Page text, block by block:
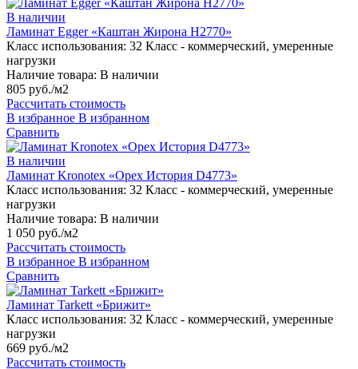
В наличии
Ламинат Egger «Каштан Жирона H2770»
Класс использования: 32 Класс - коммерческий, умеренные
нагрузки
Наличие товара: В наличии
805 руб./м2
Рассчитать стоимость
В избранное В избранном
Сравнить
В наличии
Ламинат Kronotex «Орех История D4773»
Класс использования: 32 Класс - коммерческий, умеренные
нагрузки
Наличие товара: В наличии
1 050 руб./м2
Рассчитать стоимость
В избранное В избранном
Сравнить
Ламинат Tarkett «Брижит»
Класс использования: 32 Класс - коммерческий, умеренные
нагрузки
669 руб./м2
Рассчитать стоимость